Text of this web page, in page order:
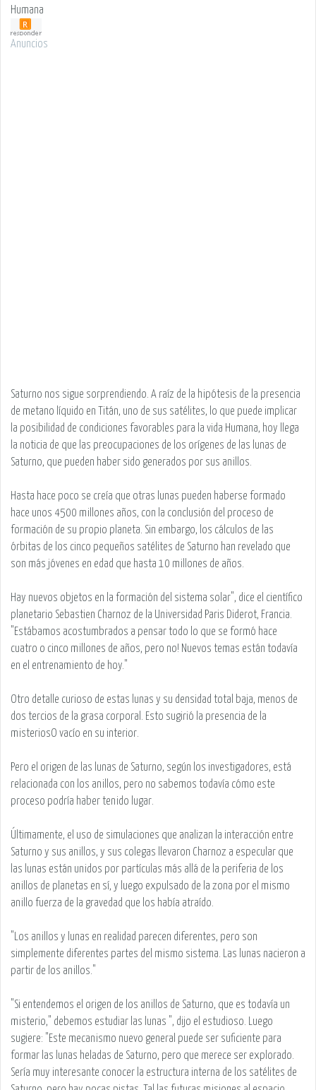
Humana
Anuncios
Saturno nos sigue sorprendiendo. A raíz de la hipótesis de la presencia
de metano líquido en Titán, uno de sus satélites, lo que puede implicar
la posibilidad de condiciones favorables para la vida Humana, hoy llega
la noticia de que las preocupaciones de los orígenes de las lunas de
Saturno, que pueden haber sido generados por sus anillos.
Hasta hace poco se creía que otras lunas pueden haberse formado
hace unos 4500 millones años, con la conclusión del proceso de
formación de su propio planeta. Sin embargo, los cálculos de las
órbitas de los cinco pequeños satélites de Saturno han revelado que
son más jóvenes en edad que hasta 10 millones de años.
Hay nuevos objetos en la formación del sistema solar", dice el científico
planetario Sebastien Charnoz de la Universidad Paris Diderot, Francia.
"Estábamos acostumbrados a pensar todo lo que se formó hace
cuatro o cinco millones de años, pero no! Nuevos temas están todavía
en el entrenamiento de hoy."
Otro detalle curioso de estas lunas y su densidad total baja, menos de
dos tercios de la grasa corporal. Esto sugirió la presencia de la
misteriosO vacío en su interior.
Pero el origen de las lunas de Saturno, según los investigadores, está
relacionada con los anillos, pero no sabemos todavía cómo este
proceso podría haber tenido lugar.
Últimamente, el uso de simulaciones que analizan la interacción entre
Saturno y sus anillos, y sus colegas llevaron Charnoz a especular que
las lunas están unidos por partículas más allá de la periferia de los
anillos de planetas en sí, y luego expulsado de la zona por el mismo
anillo fuerza de la gravedad que los había atraído.
"Los anillos y lunas en realidad parecen diferentes, pero son
simplemente diferentes partes del mismo sistema. Las lunas nacieron a
partir de los anillos."
"Si entendemos el origen de los anillos de Saturno, que es todavía un
misterio," debemos estudiar las lunas ", dijo el estudioso. Luego
sugiere: "Este mecanismo nuevo general puede ser suficiente para
formar las lunas heladas de Saturno, pero que merece ser explorado.
Sería muy interesante conocer la estructura interna de los satélites de